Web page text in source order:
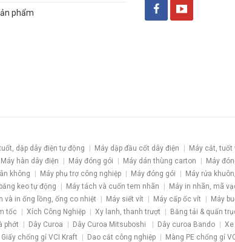
phẩm
dập dây điện tự động Máy dập đầu cốt dây điện
Máy cắt, tuốt
Máy hàn dây điện Máy đóng gói Máy dán thùng carton
Máy
không Máy phụ trợ công nghiệp Máy đóng gói
Máy rửa
keo tự động Máy tách và cuốn tem nhãn
Máy in nhãn, mã
và in ống lồng, ống co nhiệt Máy siết vít Máy cấp ốc vít
Máy
tốc Xích Công Nghiệp Xy lanh, thanh trượt
Băng tải & quấn
phớt Dây Curoa Dây Curoa Mitsuboshi Dây curoa Bando
Giấy chống gỉ VCI Kraft Dao cắt công nghiệp Màng PE chống gỉ